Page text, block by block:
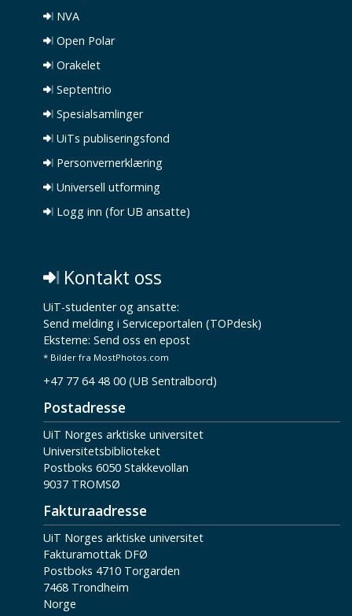
NVA
Open Polar
Orakelet
Septentrio
Spesialsamlinger
UiTs publiseringsfond
Personvernerklæring
Universell utforming
Logg inn (for UB ansatte)
Kontakt oss
UiT-studenter og ansatte:
Send melding i Serviceportalen (TOPdesk)
Eksterne: Send oss en epost
* Bilder fra MostPhotos.com
+47 77 64 48 00 (UB Sentralbord)
Postadresse
UiT Norges arktiske universitet
Universitetsbiblioteket
Postboks 6050 Stakkevollan
9037 TROMSØ
Fakturaadresse
UiT Norges arktiske universitet
Fakturamottak DFØ
Postboks 4710 Torgarden
7468 Trondheim
Norge